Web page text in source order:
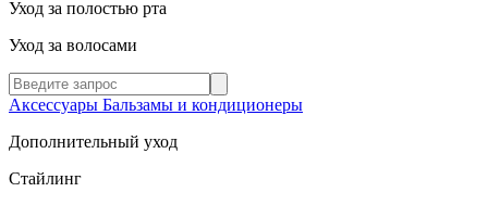
Уход за полостью рта
Уход за волосами
Аксессуары Бальзамы и кондиционеры
Дополнительный уход
Стайлинг